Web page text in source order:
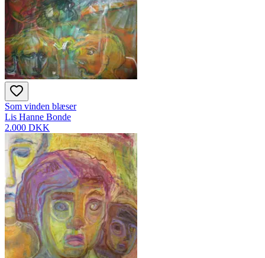
Som vinden blæser
Lis Hanne Bonde
2.000 DKK